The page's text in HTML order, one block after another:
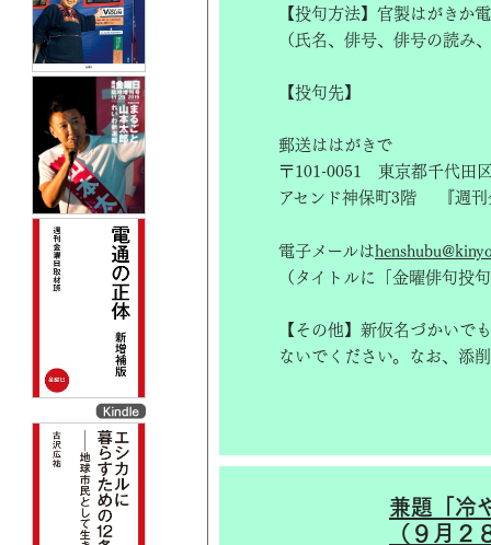
【投句方法】官製はがきか
（氏名、俳号、俳号の読み
【投句先】
郵送ははがきで
〒101-0051 東京都千代田
アセンド神保町3階 『週刊
電子メールは
（タイトルに「金曜俳句投
【その他】新仮名づかいで
ないでください。なお、添
兼題「冷
（９月２